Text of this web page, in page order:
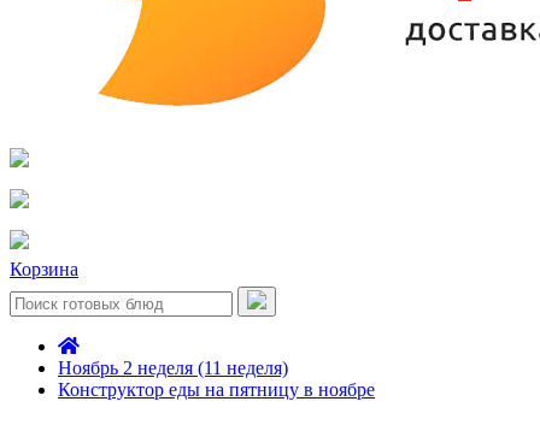
Корзина
Ноябрь 2 неделя (11 неделя)
Конструктор еды на пятницу в ноябре